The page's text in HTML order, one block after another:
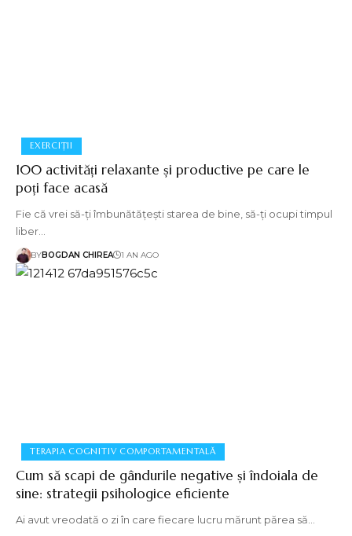
EXERCIȚII
100 activități relaxante și productive pe care le
poți face acasă
Fie că vrei să-ți îmbunătățești starea de bine, să-ți ocupi timpul
liber…
BYBOGDAN CHIREA 1 AN AGO
TERAPIA COGNITIV COMPORTAMENTALĂ
Cum să scapi de gândurile negative și îndoiala de
sine: strategii psihologice eficiente
Ai avut vreodată o zi în care fiecare lucru mărunt părea să…